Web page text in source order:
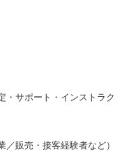
・サポート・インストラク
／販売・接客経験者など）